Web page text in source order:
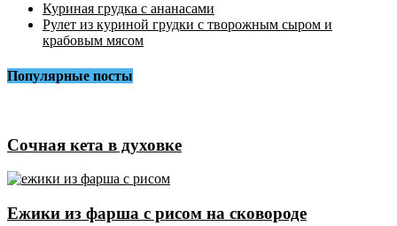
Куриная грудка с ананасами
Рулет из куриной грудки с творожным сыром и
крабовым мясом
Популярные посты
Сочная кета в духовке
Ежики из фарша с рисом на сковороде